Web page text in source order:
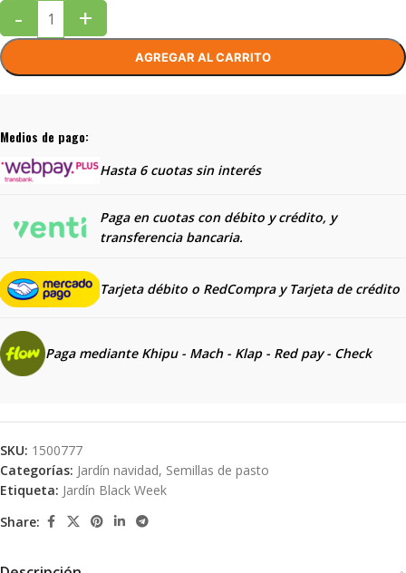
- +
AGREGAR AL CARRITO
Medios de pago:
Hasta 6 cuotas sin interés
Paga en cuotas con débito y crédito, y
transferencia bancaria.
Tarjeta débito o RedCompra y Tarjeta de crédito
Paga mediante Khipu - Mach - Klap - Red pay - Check
SKU: 1500777
Categorías: Jardín navidad, Semillas de pasto
Etiqueta: Jardín Black Week
Share: